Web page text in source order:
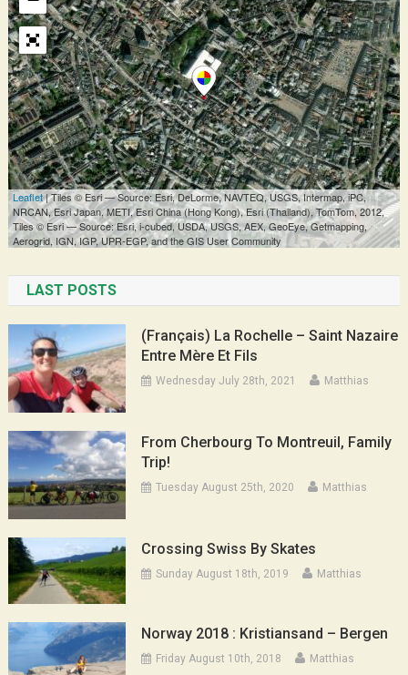
LAST POSTS
(Français) La Rochelle – Saint Nazaire
Entre Mère Et Fils
Wednesday July 28th, 2021 Matthias
From Cherbourg To Montreuil, Family
Trip!
Tuesday August 25th, 2020 Matthias
Crossing Swiss By Skates
Sunday August 18th, 2019 Matthias
Norway 2018 : Kristiansand – Bergen
Friday August 10th, 2018 Matthias